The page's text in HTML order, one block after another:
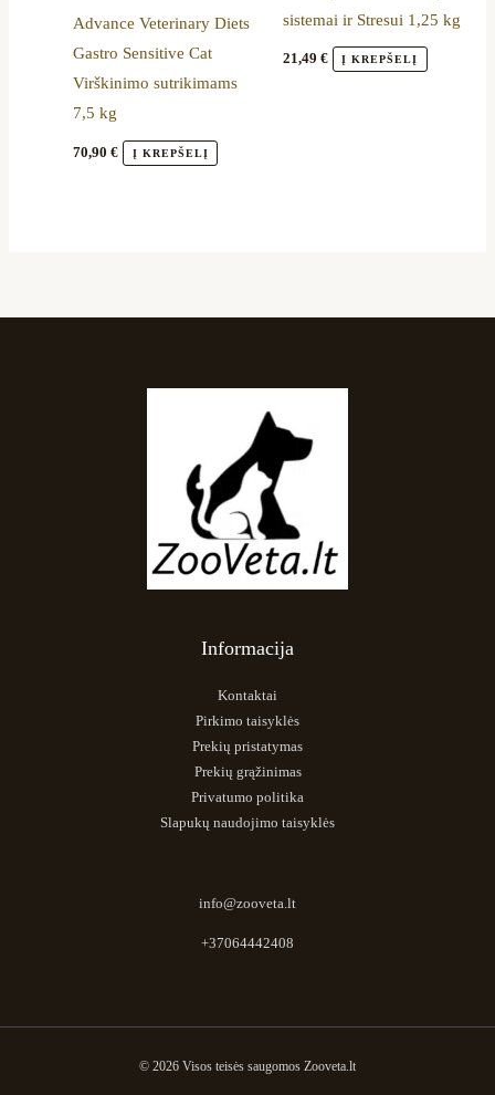
Advance Veterinary Diets
Gastro Sensitive Cat
Virškinimo sutrikimams
7,5 kg
70,90€ Į KREPŠELĮ
sistemai ir Stresui 1,25 kg
21,49 € Į KREPŠELĮ
Informacija
Kontaktai
Pirkimo taisyklės
Prekių pristatymas
Prekių grąžinimas
Privatumo politika
Slapukų naudojimo taisyklės
info@zooveta.lt
+37064442408
© 2026 Visos teisės saugomos Zooveta.lt